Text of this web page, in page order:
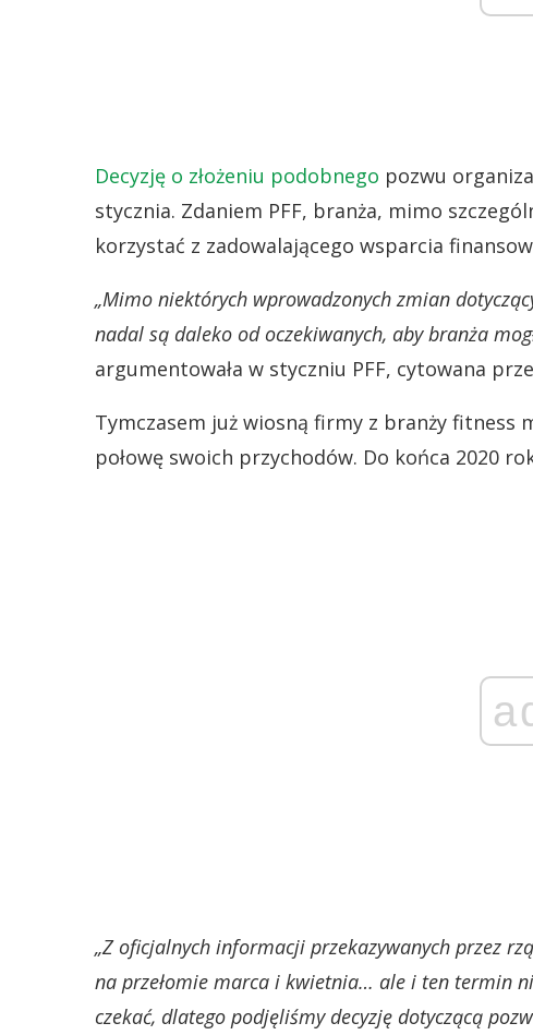
Decyzję o złożeniu podobnego pozwu
stycznia. Zdaniem PFF, branża, mimo
korzystać z zadowalającego wsparcia
„Mimo niektórych wprowadzonych zmian
nadal są daleko od oczekiwanych, aby branża
argumentowała w styczniu PFF, cytowana
Tymczasem już wiosną firmy z branży fitness
połowę swoich przychodów. Do końca 2020
„Z oficjalnych informacji przekazywanych przez
na przełomie marca i kwietnia… ale i ten termin
czekać, dlatego podjęliśmy decyzję dotyczącą